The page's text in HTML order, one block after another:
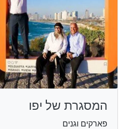
המסגרת של יפו
פארקים וגנים